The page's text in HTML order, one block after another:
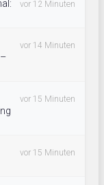
vor 12 Minuten
vor 14 Minuten
vor 15 Minuten
vor 15 Minuten